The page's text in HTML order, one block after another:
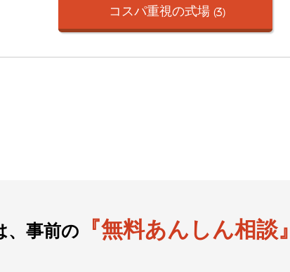
コスパ重視の式場 (3)
、事前の 『無料あんしん相談』